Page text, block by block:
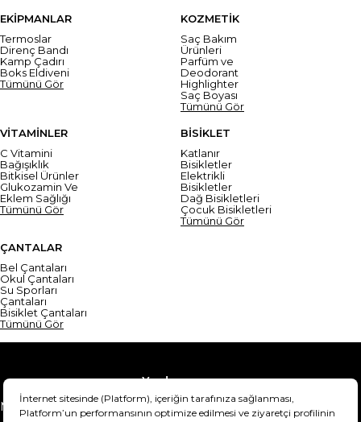
EKİPMANLAR
Termoslar
Direnç Bandı
Kamp Çadırı
Boks Eldiveni
Tümünü Gör
KOZMETİK
Saç Bakım
Ürünleri
Parfüm ve
Deodorant
Highlighter
Saç Boyası
Tümünü Gör
VİTAMİNLER
C Vitamini
Bağışıklık
Bitkisel Ürünler
Glukozamin Ve
Eklem Sağlığı
Tümünü Gör
BİSİKLET
Katlanır
Bisikletler
Elektrikli
Bisikletler
Dağ Bisikletleri
Çocuk Bisikletleri
Tümünü Gör
ÇANTALAR
Bel Çantaları
Okul Çantaları
Su Sporları
Çantaları
Bisiklet Çantaları
Tümünü Gör
Yardım
Mesafeli Satış Sözleşmesi
Teslimat Bilgisi